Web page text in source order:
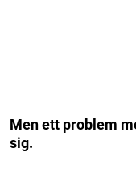
Men ett problem
sig.